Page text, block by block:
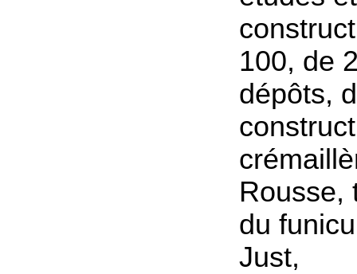
100, de
dépôts,
Rousse,
du
Just,